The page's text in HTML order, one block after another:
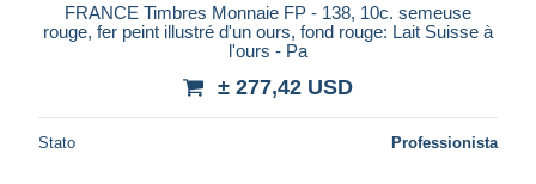
FRANCE Timbres Monnaie FP - 138, 10c. semeuse
rouge, fer peint illustré d'un ours, fond rouge: Lait Suisse à
l'ours - Pa
± 277,42 USD
Stato Professionista